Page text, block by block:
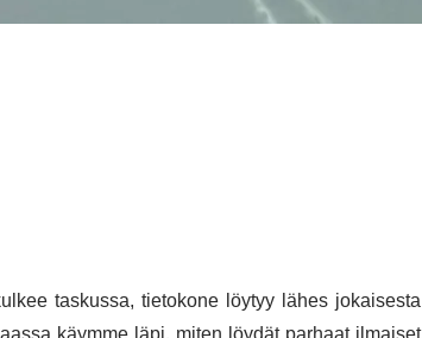
taskussa, tietokone löytyy lähes jokaisesta
käymme läpi, miten löydät parhaat ilmaiset